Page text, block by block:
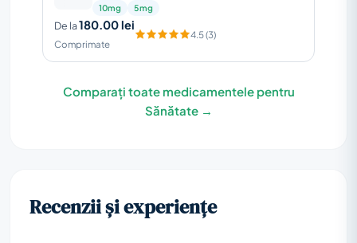
10mg 5mg
De la180.00 lei
Comprimate
4.5 (3)
Comparați toate medicamentele pentru
Sănătate →
Recenzii și experiențe